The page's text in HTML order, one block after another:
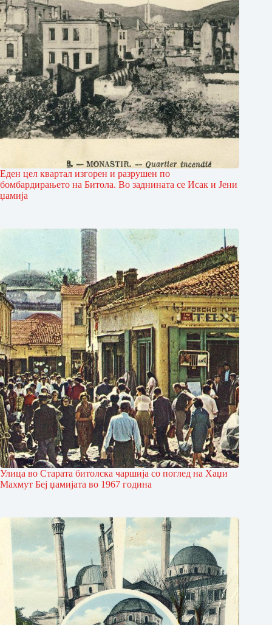
Еден цел квартал изгорен и разрушен по
бомбардирањето на Битола. Во заднината се Исак и Јени
џамија
Улица во Старата битол­ска чаршија со поглед на Хаџи
Махмут Беј џамијата во 1967 година